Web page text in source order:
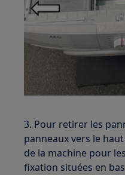
3. Pour retirer les
panneaux vers le
de la machine pour
fixation situées en